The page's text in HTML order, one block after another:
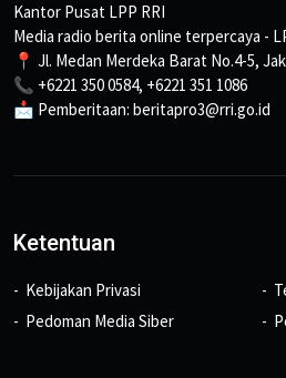
Kantor Pusat LPP RRI
Media radio berita online terpercaya -
📍 Jl. Medan Merdeka Barat No.4-5,
📞 +6221 350 0584, +6221 351 1086
📩 Pemberitaan: beritapro3@rri.go.id
Ketentuan
Kebijakan Privasi
Pedoman Media Siber